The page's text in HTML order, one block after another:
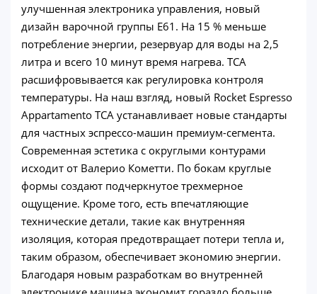
улучшенная электроника управления, новый
дизайн варочной группы E61. На 15 % меньше
потребление энергии, резервуар для воды на 2,5
литра и всего 10 минут время нагрева. TCA
расшифровывается как регулировка контроля
температуры. На наш взгляд, новый Rocket Espresso
Appartamento TCA устанавливает новые стандарты
для частных эспрессо-машин премиум-сегмента.
Современная эстетика с округлыми контурами
исходит от Валерио Кометти. По бокам круглые
формы создают подчеркнутое трехмерное
ощущение. Кроме того, есть впечатляющие
технические детали, такие как внутренняя
изоляция, которая предотвращает потери тепла и,
таким образом, обеспечивает экономию энергии.
Благодаря новым разработкам во внутренней